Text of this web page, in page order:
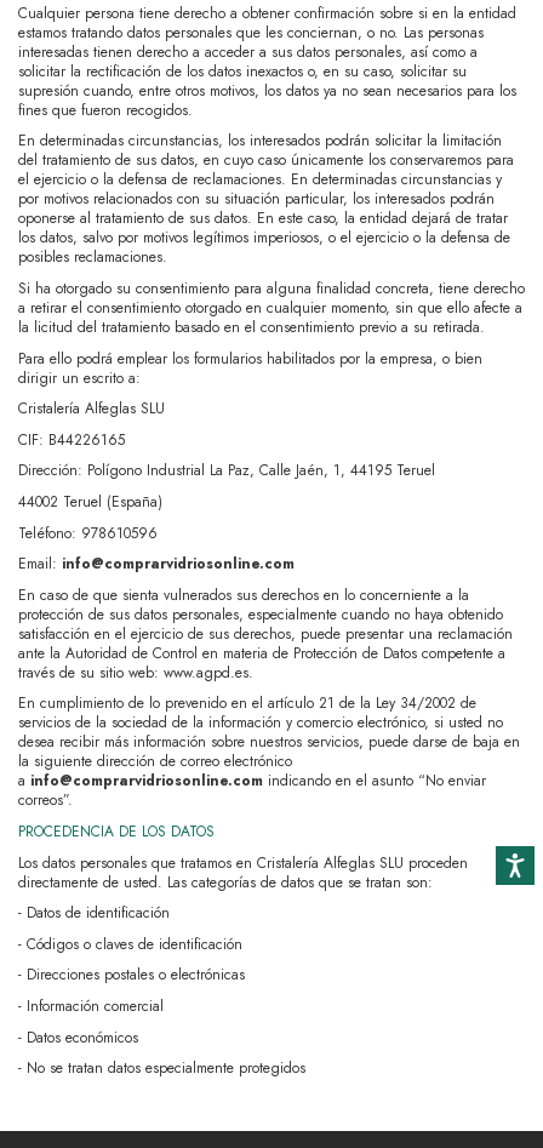
Cualquier persona tiene derecho a obtener confirmación sobre si en la entidad
estamos tratando datos personales que les conciernan, o no. Las personas
interesadas tienen derecho a acceder a sus datos personales, así como a
solicitar la rectificación de los datos inexactos o, en su caso, solicitar su
supresión cuando, entre otros motivos, los datos ya no sean necesarios para los
fines que fueron recogidos.
En determinadas circunstancias, los interesados podrán solicitar la limitación
del tratamiento de sus datos, en cuyo caso únicamente los conservaremos para
el ejercicio o la defensa de reclamaciones. En determinadas circunstancias y
por motivos relacionados con su situación particular, los interesados podrán
oponerse al tratamiento de sus datos. En este caso, la entidad dejará de tratar
los datos, salvo por motivos legítimos imperiosos, o el ejercicio o la defensa de
posibles reclamaciones.
Si ha otorgado su consentimiento para alguna finalidad concreta, tiene derecho
a retirar el consentimiento otorgado en cualquier momento, sin que ello afecte a
la licitud del tratamiento basado en el consentimiento previo a su retirada.
Para ello podrá emplear los formularios habilitados por la empresa, o bien
dirigir un escrito a:
Cristalería Alfeglas SLU
CIF: B44226165
Dirección: Polígono Industrial La Paz, Calle Jaén, 1, 44195 Teruel
44002 Teruel (España)
Teléfono: 978610596
Email: info@comprarvidriosonline.com
En caso de que sienta vulnerados sus derechos en lo concerniente a la
protección de sus datos personales, especialmente cuando no haya obtenido
satisfacción en el ejercicio de sus derechos, puede presentar una reclamación
ante la Autoridad de Control en materia de Protección de Datos competente a
través de su sitio web: www.agpd.es.
En cumplimiento de lo prevenido en el artículo 21 de la Ley 34/2002 de
servicios de la sociedad de la información y comercio electrónico, si usted no
desea recibir más información sobre nuestros servicios, puede darse de baja en
la siguiente dirección de correo electrónico
a info@comprarvidriosonline.com indicando en el asunto “No enviar
correos”.
PROCEDENCIA DE LOS DATOS
Los datos personales que tratamos en Cristalería Alfeglas SLU proceden
directamente de usted. Las categorías de datos que se tratan son:
- Datos de identificación
- Códigos o claves de identificación
- Direcciones postales o electrónicas
- Información comercial
- Datos económicos
- No se tratan datos especialmente protegidos